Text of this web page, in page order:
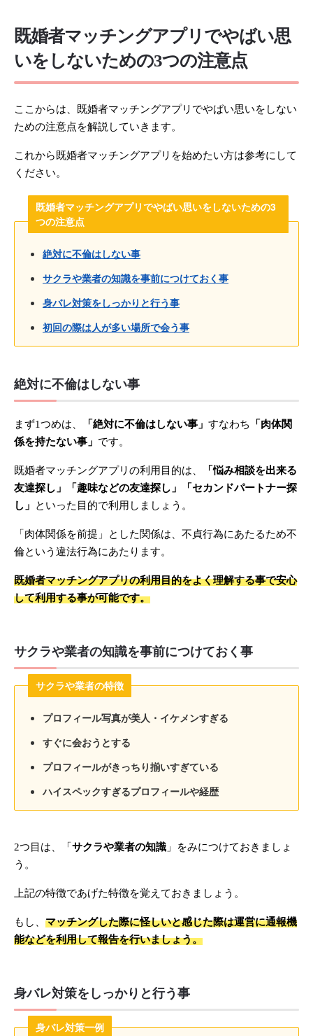
既婚者マッチングアプリでやばい思
いをしないための3つの注意点
ここからは、既婚者マッチングアプリでやばい思いをしない
ための注意点を解説していきます。
これから既婚者マッチングアプリを始めたい方は参考にして
ください。
既婚者マッチングアプリでやばい思いをしないための3
つの注意点
絶対に不倫はしない事
サクラや業者の知識を事前につけておく事
身バレ対策をしっかりと行う事
初回の際は人が多い場所で会う事
絶対に不倫はしない事
まず1つめは、 「絶対に不倫はしない事」 すなわち
「肉体関
係を持たない事」 です。
既婚者マッチングアプリの利用目的は、
「悩み相談を出来る
友達探し」「趣味などの友達探し」「セカンドパートナー探
し」
といった目的で利用しましょう。
「肉体関係を前提」とした関係は、不貞行為にあたるため不
倫という違法行為にあたります。
既婚者マッチングアプリの利用目的をよく理解する事で安心
して利用する事が可能です。
サクラや業者の知識を事前につけておく事
サクラや業者の特徴
プロフィール写真が美人・イケメンすぎる
すぐに会おうとする
プロフィールがきっちり揃いすぎている
ハイスペックすぎるプロフィールや経歴
2つ目は、「 サクラや業者の知識 」をみにつけておきましょ
う。
上記の特徴であげた特徴を覚えておきましょう。
もし、 マッチングした際に怪しいと感じた際は運営に通報機
能などを利用して報告を行いましょう。
身バレ対策をしっかりと行う事
身バレ対策一例